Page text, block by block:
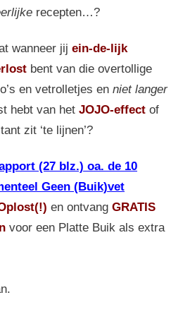
recepten…?
wanneer jij ein-de-lijk
bent van die overtollige
en vetrolletjes en niet langer
hebt van het JOJO-effectof
zit ‘te lijnen’?
(27 blz.) oa. de 10
Geen (Buik)vet
en ontvang GRATIS
voor een Platte Buik als extra